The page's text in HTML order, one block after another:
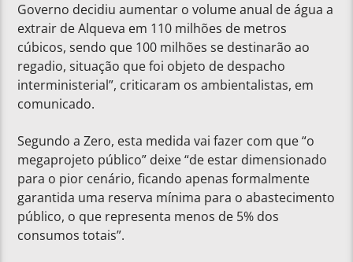
Governo decidiu aumentar o volume anual de água a
extrair de Alqueva em 110 milhões de metros
cúbicos, sendo que 100 milhões se destinarão ao
regadio, situação que foi objeto de despacho
interministerial”, criticaram os ambientalistas, em
comunicado.
Segundo a Zero, esta medida vai fazer com que “o
megaprojeto público” deixe “de estar dimensionado
para o pior cenário, ficando apenas formalmente
garantida uma reserva mínima para o abastecimento
público, o que representa menos de 5% dos
consumos totais”.